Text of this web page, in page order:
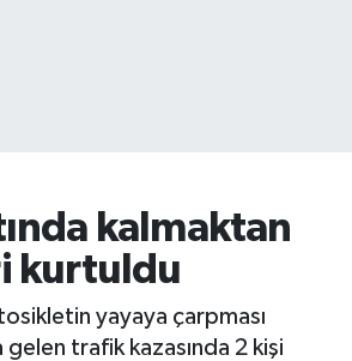
kalmaktan
kurtuldu
yayaya çarpması
trafik kazasında 2 kişi